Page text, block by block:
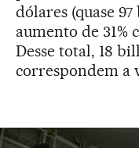
dólares (quase
aumento de 31%
Desse total, 18
correspondem a